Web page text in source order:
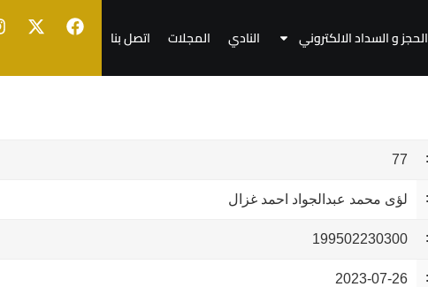
الحجز و السداد الالكتروني النادي المجلات اتصل بنا
77
لؤى محمد عبدالجواد احمد غزال
199502230300
2023-07-26